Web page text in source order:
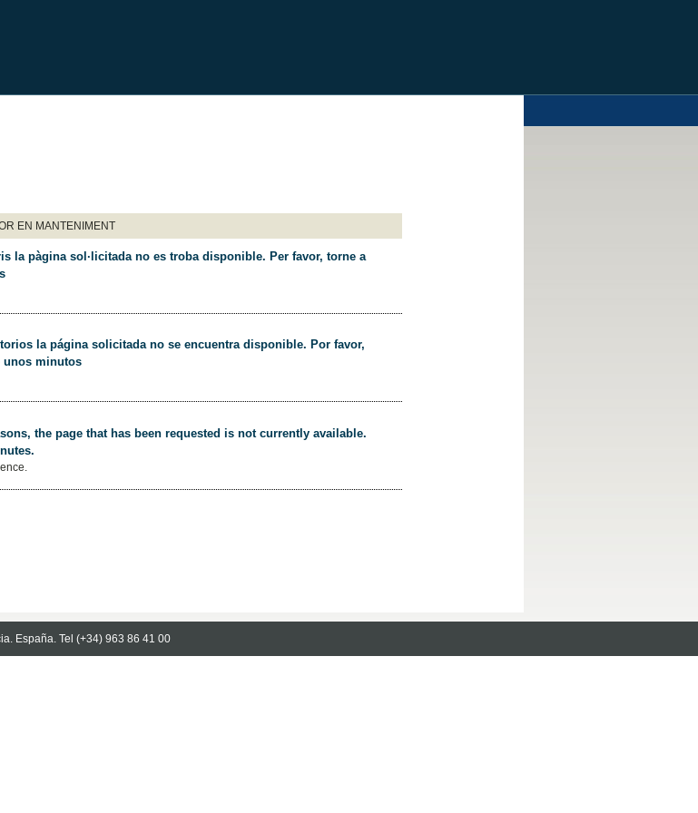
EN MANTENIMENT
la pàgina sol·licitada no es troba disponible. Per favor, torne a
la página solicitada no se encuentra disponible. Por favor,
unos minutos
the page that has been requested is not currently available.
España. Tel (+34) 963 86 41 00